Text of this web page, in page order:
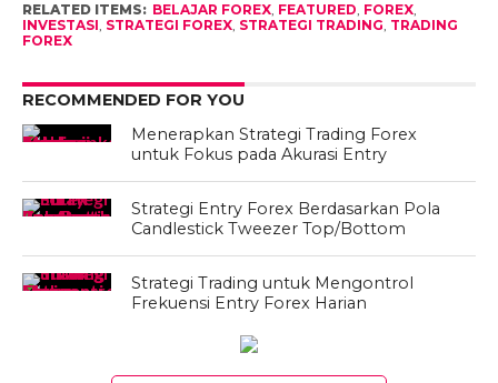
RELATED ITEMS: BELAJAR FOREX, FEATURED, FOREX,
INVESTASI, STRATEGI FOREX, STRATEGI TRADING, TRADING
FOREX
RECOMMENDED FOR YOU
Menerapkan Strategi Trading Forex
untuk Fokus pada Akurasi Entry
Strategi Entry Forex Berdasarkan Pola
Candlestick Tweezer Top/Bottom
Strategi Trading untuk Mengontrol
Frekuensi Entry Forex Harian